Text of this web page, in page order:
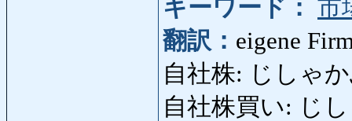
キーワード： 市
翻訳： eigene
自社株: じしゃ
自社株買い: じ